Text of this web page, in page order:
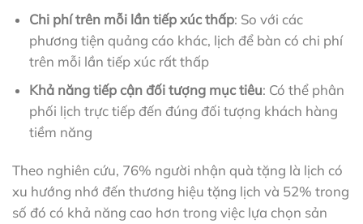
Chi phí trên mỗi lần tiếp xúc thấp: So với các
phương tiện quảng cáo khác, lịch để bàn có chi phí
trên mỗi lần tiếp xúc rất thấp
Khả năng tiếp cận đối tượng mục tiêu: Có thể phân
phối lịch trực tiếp đến đúng đối tượng khách hàng
tiềm năng
Theo nghiên cứu, 76% người nhận quà tặng là lịch có
xu hướng nhớ đến thương hiệu tặng lịch và 52% trong
số đó có khả năng cao hơn trong việc lựa chọn sản